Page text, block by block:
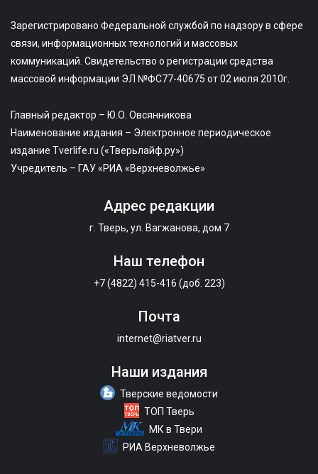
Зарегистрировано Федеральной службой по надзору в сфере
связи, информационных технологий и массовых
коммуникаций. Свидетельство о регистрации средства
массовой информации ЭЛ №ФС77-40675 от 02 июля 2010г.
Главный редактор – Ю.О. Овсянникова
Наименование издания – Электронное периодическое
издание Tverlife.ru («Тверьлайф.ру»)
Учредитель – ГАУ «РИА «Верхневолжье»
Адрес редакции
г. Тверь, ул. Вагжанова, дом 7
Наш телефон
+7 (4822) 415-416 (доб. 223)
Почта
internet@riatver.ru
Наши издания
Тверские ведомости
ТОП Тверь
МК в Твери
РИА Верхневолжье